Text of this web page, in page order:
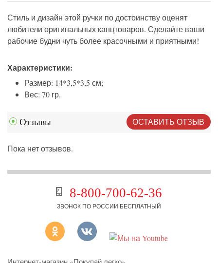
Стиль и дизайн этой ручки по достоинству оценят
любители оригинальных канцтоваров. Сделайте ваши
рабочие будни чуть более красочными и приятными!
Характеристики:
Размер: 14*3,5*3,5 см;
Вес: 70 гр.
Отзывы ОСТАВИТЬ ОТЗЫВ
Пока нет отзывов.
8-800-700-62-36
ЗВОНОК ПО РОССИИ БЕСПЛАТНЫЙ